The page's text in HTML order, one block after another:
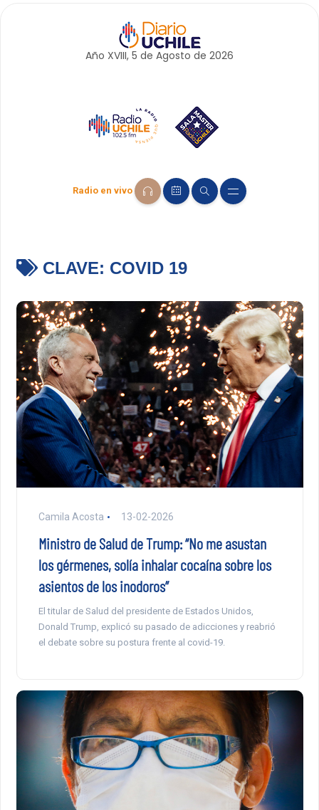
Año XVIII, 5 de Agosto de 2026
Radio en vivo
CLAVE: COVID 19
Camila Acosta 13-02-2026
Ministro de Salud de Trump: “No me asustan
los gérmenes, solía inhalar cocaína sobre los
asientos de los inodoros”
El titular de Salud del presidente de Estados Unidos,
Donald Trump, explicó su pasado de adicciones y reabrió
el debate sobre su postura frente al covid-19.